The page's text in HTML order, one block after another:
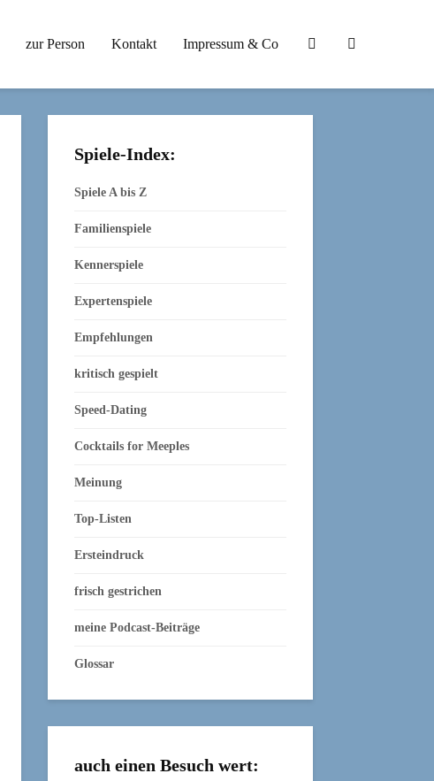
zur Person Kontakt Impressum & Co
Spiele-Index:
Spiele A bis Z
Familienspiele
Kennerspiele
Expertenspiele
Empfehlungen
kritisch gespielt
Speed-Dating
Cocktails for Meeples
Meinung
Top-Listen
Ersteindruck
frisch gestrichen
meine Podcast-Beiträge
Glossar
auch einen Besuch wert: